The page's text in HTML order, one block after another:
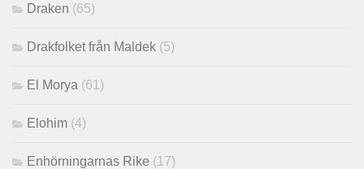
Draken (65)
Drakfolket från Maldek (5)
El Morya (61)
Elohim (4)
Enhörningarnas Rike (17)